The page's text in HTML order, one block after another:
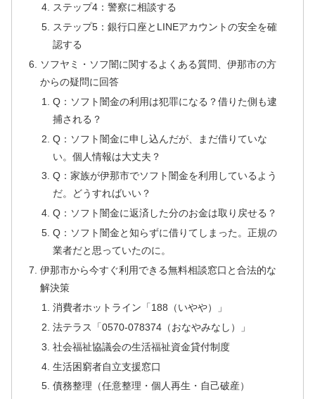
ステップ4：警察に相談する
ステップ5：銀行口座とLINEアカウントの安全を確
認する
ソフヤミ・ソフ闇に関するよくある質問、伊那市の方
からの疑問に回答
Q：ソフト闇金の利用は犯罪になる？借りた側も逮
捕される？
Q：ソフト闇金に申し込んだが、まだ借りていな
い。個人情報は大丈夫？
Q：家族が伊那市でソフト闇金を利用しているよう
だ。どうすればいい？
Q：ソフト闇金に返済した分のお金は取り戻せる？
Q：ソフト闇金と知らずに借りてしまった。正規の
業者だと思っていたのに。
伊那市から今すぐ利用できる無料相談窓口と合法的な
解決策
消費者ホットライン「188（いやや）」
法テラス「0570-078374（おなやみなし）」
社会福祉協議会の生活福祉資金貸付制度
生活困窮者自立支援窓口
債務整理（任意整理・個人再生・自己破産）